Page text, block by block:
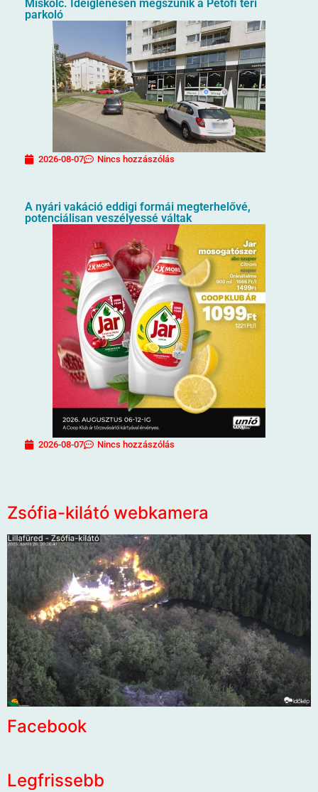
Miskolc. Ideiglenesen megszűnik a Petőfi téri
parkoló
2026-08-07 Nincs hozzászólás
A nyári vakáció eddigi formái megterhelővé,
potenciálisan veszélyessé váltak
2026-08-07 Nincs hozzászólás
Zsófia-kilátó webkamera
Facebook
Legfrissebb